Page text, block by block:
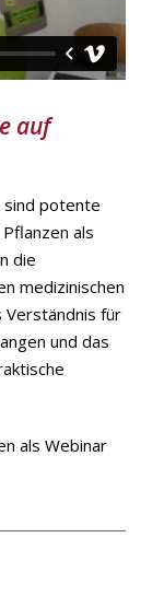
auf
sind potente
als
die
medizinischen
Verständnis für
und das
als Webinar